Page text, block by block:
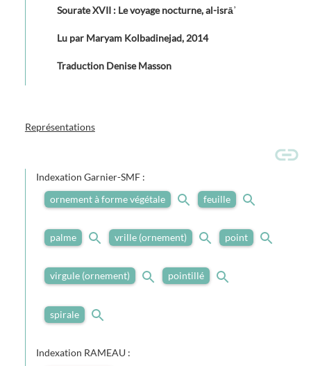
Sourate XVII : Le voyage nocturne, al-isrāʾ
Lu par Maryam Kolbadinejad, 2014
Traduction Denise Masson
Représentations
Indexation Garnier-SMF :
ornement à forme végétale
feuille
palme vrille (ornement) point
virgule (ornement) pointillé
spirale
Indexation RAMEAU :